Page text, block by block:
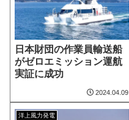
日本財団の作業員輸送船
がゼロエミッション運航
実証に成功
2024.04.09
洋上風力発電